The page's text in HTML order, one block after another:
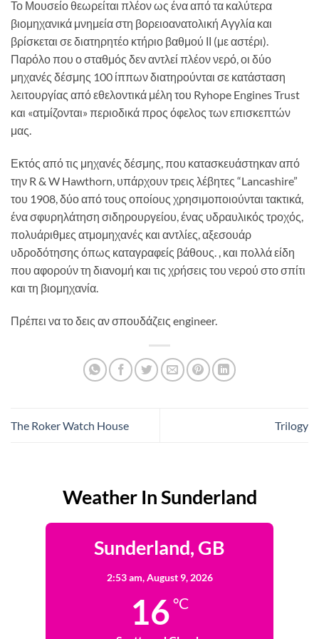
Το Μουσείο θεωρείται πλέον ως ένα από τα καλύτερα
βιομηχανικά μνημεία στη βορειοανατολική Αγγλία και
βρίσκεται σε διατηρητέο κτήριο βαθμού ΙΙ (με αστέρι).
Παρόλο που ο σταθμός δεν αντλεί πλέον νερό, οι δύο
μηχανές δέσμης 100 ίππων διατηρούνται σε κατάσταση
λειτουργίας από εθελοντικά μέλη του Ryhope Engines Trust
και «ατμίζονται» περιοδικά προς όφελος των επισκεπτών
μας.
Εκτός από τις μηχανές δέσμης, που κατασκευάστηκαν από
την R & W Hawthorn, υπάρχουν τρεις λέβητες “Lancashire”
του 1908, δύο από τους οποίους χρησιμοποιούνται τακτικά,
ένα σφυρηλάτηση σιδηρουργείου, ένας υδραυλικός τροχός,
πολυάριθμες ατμομηχανές και αντλίες, αξεσουάρ
υδροδότησης όπως καταγραφείς βάθους. , και πολλά είδη
που αφορούν τη διανομή και τις χρήσεις του νερού στο σπίτι
και τη βιομηχανία.
Πρέπει να το δεις αν σπουδάζεις engineer.
The Roker Watch House Trilogy
Weather In Sunderland
Sunderland, GB
2:53 am,August 9, 2026
16 °C